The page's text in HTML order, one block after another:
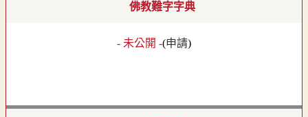
佛教難字字典
- 未公開 -(申請)